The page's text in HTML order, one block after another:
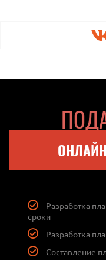
Разработка
сроки
Разработка
Составление